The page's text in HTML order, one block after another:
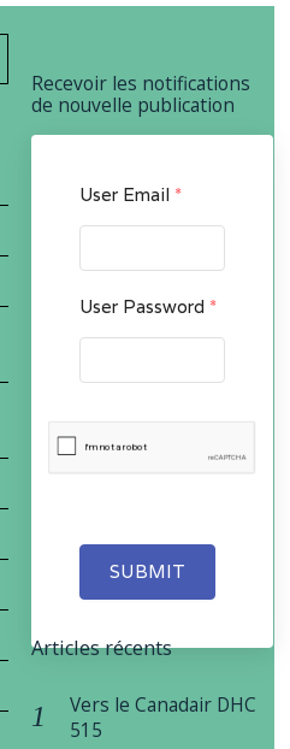
Recevoir les notifications
de nouvelle publication
User Email *
User Password *
SUBMIT
Articles récents
Vers le Canadair DHC
515